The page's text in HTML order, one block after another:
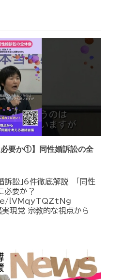
必要か①】同性婚訴訟の全
訟」6件徹底解説 「同性
必要か？
lVMqyTQZtNg
現党 宗教的な視点から